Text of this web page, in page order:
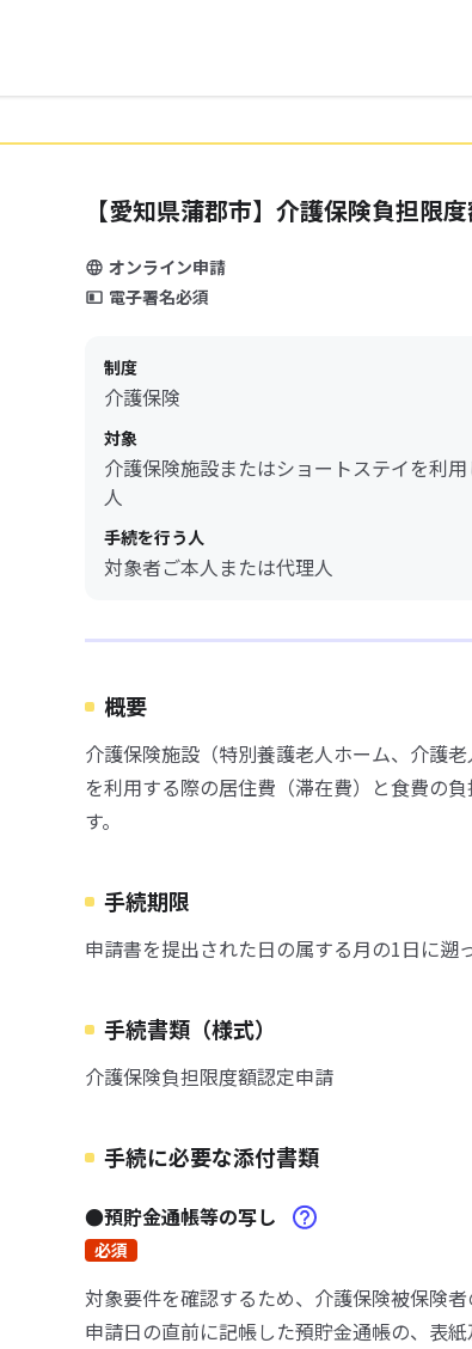
【愛知県蒲郡市】介護保険負担限
オンライン申請
電子署名必須
制度
介護保険
対象
介護保険施設またはショートステイを利
人
手続を行う人
対象者ご本人または代理人
概要
介護保険施設（特別養護老人ホーム、介護
を利用する際の居住費（滞在費）と食費の
す。
手続期限
申請書を提出された日の属する月の1日に遡
手続書類（様式）
介護保険負担限度額認定申請
手続に必要な添付書類
●預貯金通帳等の写し
必須
対象要件を確認するため、介護保険被保険
申請日の直前に記帳した預貯金通帳の、表